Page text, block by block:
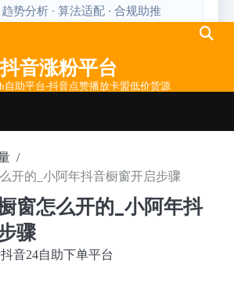
抖音涨粉平台
自助平台-抖音点赞播放卡盟低价货源
开的_小阿年抖音橱窗开启步骤
窗怎么开的_小阿年抖
骤
抖音24自助下单平台